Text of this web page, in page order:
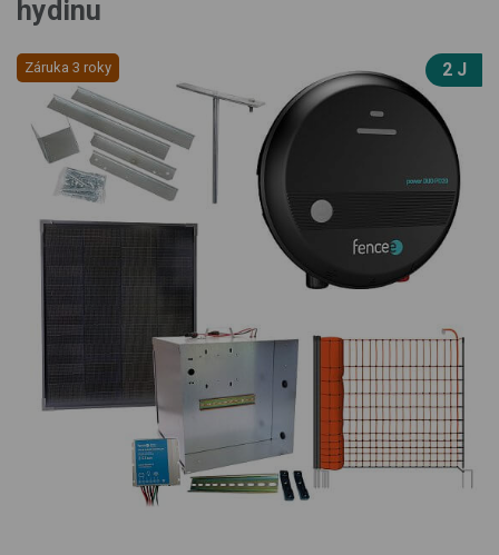
hydinu
Záruka 3 roky 2 J